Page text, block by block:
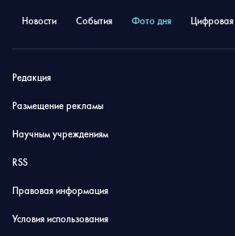
Новости События Фото дня Цифровая
Редакция
Размещение рекламы
Научным учреждениям
RSS
Правовая информация
Условия использования